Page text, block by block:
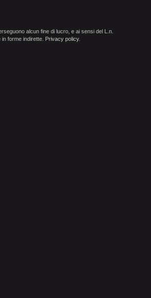
alcun fine di lucro, e ai sensi del L.n.
forme indirette. Privacy policy.